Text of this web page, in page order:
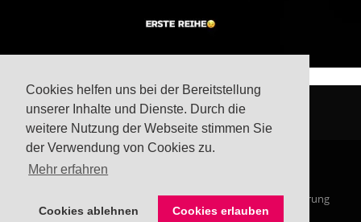
Cookies helfen uns bei der Bereitstellung
unserer Inhalte und Dienste. Durch die
weitere Nutzung der Webseite stimmen Sie
der Verwendung von Cookies zu.
Mehr erfahren
Cookies ablehnen Cookies erlauben
Impressum Datenschutzerklärung